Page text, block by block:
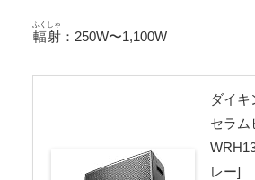
輻射
ふくしゃ
：250W〜1,100W
ダイキ
セラム
レー]